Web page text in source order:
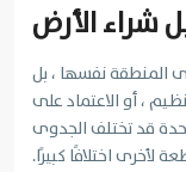
شراء الأرض
المنطقة نفسها ، بل
، أو الاعتماد على
قد تختلف الجدوى
لأخرى اختلافًا كبيرًا.